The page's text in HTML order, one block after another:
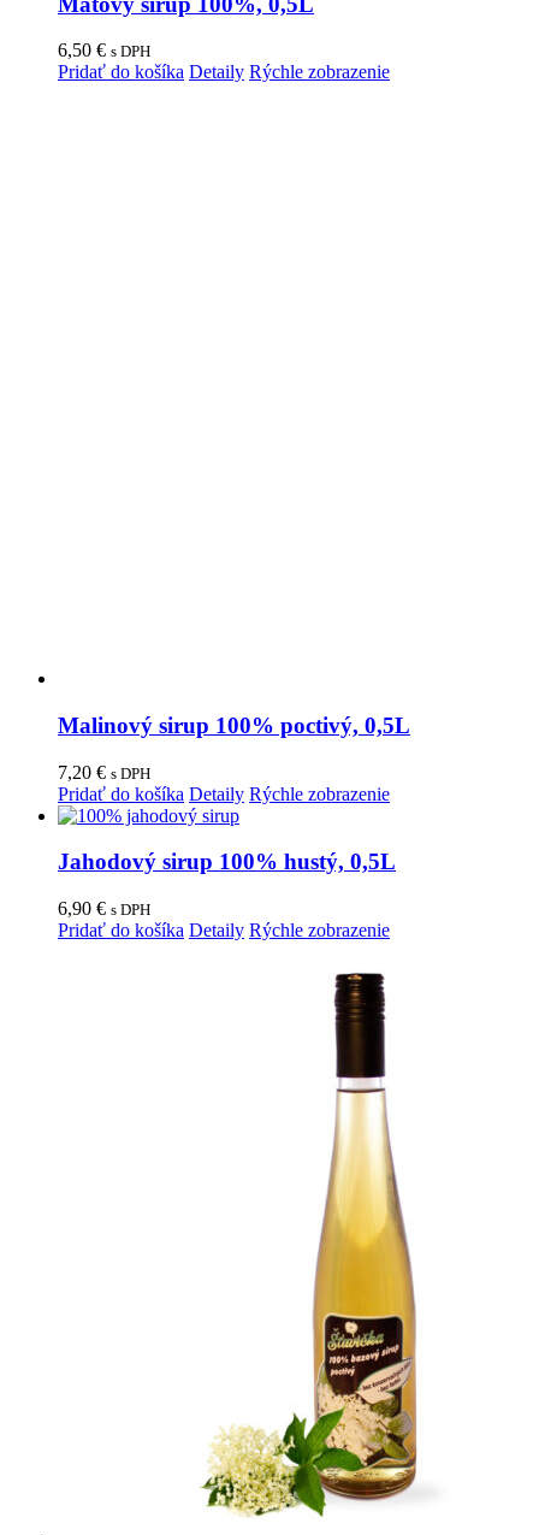
6,50 € s DPH
Pridať do košíka Detaily Rýchle zobrazenie
Malinový sirup 100% poctivý, 0,5L
7,20 € s DPH
Pridať do košíka Detaily Rýchle zobrazenie
Jahodový sirup 100% hustý, 0,5L
6,90 € s DPH
Pridať do košíka Detaily Rýchle zobrazenie